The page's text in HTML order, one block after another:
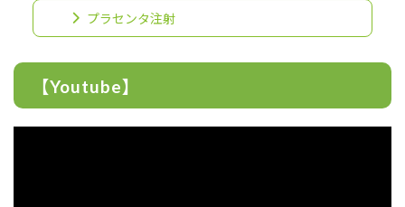
プラセンタ注射
【Youtube】